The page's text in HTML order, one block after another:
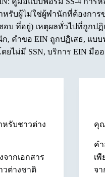
รับผู้ไม่ใช่ผู้พำนักที่ต้องการ
บ ที่อยู่) เหตุผลทั่วไปที่ถูก
, คำขอ EIN ถูกปฏิเสธ, แบ
ไม่มี SSN, บริการ EIN มื
หรับชาวต่าง
ากเอกสาร
วต่างชาติ
คุ
ค
เ
จ